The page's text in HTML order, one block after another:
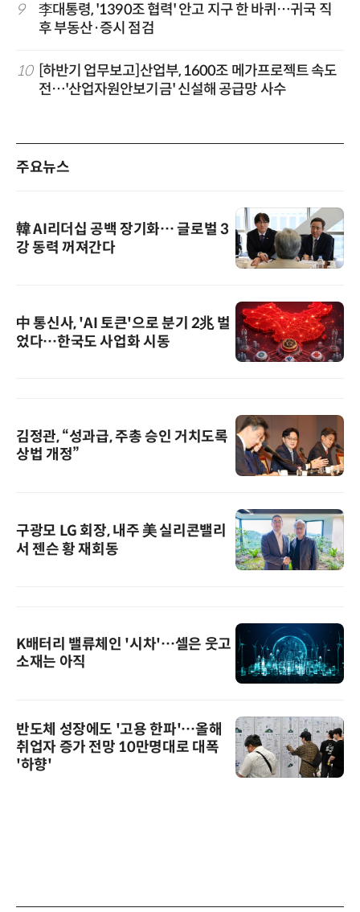
9
李대통령, '1390조 협력' 안고 지구 한 바퀴…귀국 직
후 부동산·증시 점검
10 [하반기 업무보고]산업부, 1600조 메가프로젝트 속도
전…'산업자원안보기금' 신설해 공급망 사수
주요뉴스
韓 AI리더십 공백 장기화… 글로벌 3
강 동력 꺼져간다
中 통신사, 'AI 토큰'으로 분기 2兆 벌
었다…한국도 사업화 시동
김정관, “성과급, 주총 승인 거치도록
상법 개정”
구광모 LG 회장, 내주 美 실리콘밸리
서 젠슨 황 재회동
K배터리 밸류체인 '시차'…셀은 웃고
소재는 아직
반도체 성장에도 '고용 한파'…올해
취업자 증가 전망 10만명대로 대폭
'하향'